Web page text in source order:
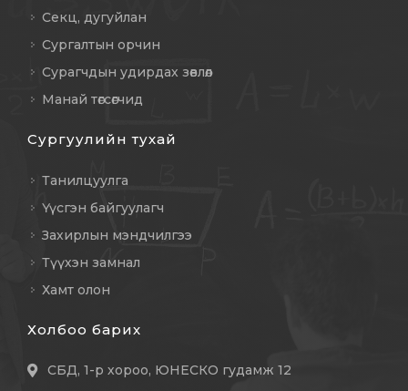
Секц, дугуйлан
Сургалтын орчин
Сурагчдын удирдах зөвлөл
Манай төгсөгчид
Сургуулийн тухай
Танилцуулга
Үүсгэн байгуулагч
Захирлын мэндчилгээ
Түүхэн замнал
Хамт олон
Холбоо барих
СБД, 1-р хороо, ЮНЕСКО гудамж 12